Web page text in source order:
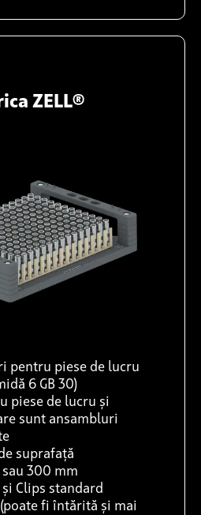
ZELL®
pentru piese de lucru
6 GB 30)
piese de lucru și
sunt ansambluri
suprafață
300 mm
Clips standard
fi întărită și mai